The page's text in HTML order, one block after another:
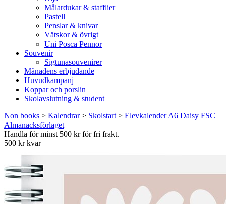
Målardukar & stafflier
Pastell
Penslar & knivar
Vätskor & övrigt
Uni Posca Pennor
Souvenir
Sigtunasouvenirer
Månadens erbjudande
Huvudkampanj
Koppar och porslin
Skolavslutning & student
Non books > Kalendrar> Skolstart > Elevkalender A6 Daisy FSC
Almanacksförlaget
Handla för minst 500 kr för fri frakt.
500 kr kvar